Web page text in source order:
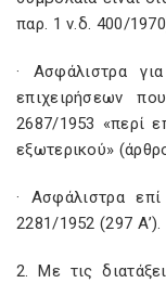
παρ. 1 ν.δ. 400/
· Ασφάλιστρα
επιχειρήσεων
2687/1953 «περί
εξωτερικού»
· Ασφάλιστρα
2281/1952 (297 Α’).
2. Με τις